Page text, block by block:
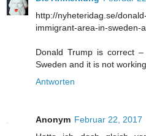
http://nyheteridag.se/
immigrant-area-in-sweden-
Donald Trump is correct
Sweden and it is not
Antworten
Anonym Februar 22, 2017